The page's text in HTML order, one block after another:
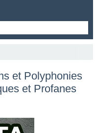
et Polyphonies
et Profanes